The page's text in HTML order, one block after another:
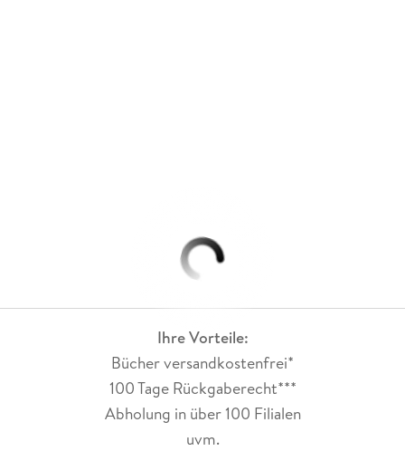
Ihre Vorteile:
Bücher versandkostenfrei*
100 Tage Rückgaberecht***
Abholung in über 100 Filialen
uvm.